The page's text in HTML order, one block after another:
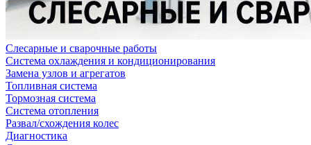
Слесарные и сварочные работы
Система охлаждения и кондиционирования
Замена узлов и агрегатов
Топливная система
Тормозная система
Система отопления
Развал/схождения колес
Диагностика